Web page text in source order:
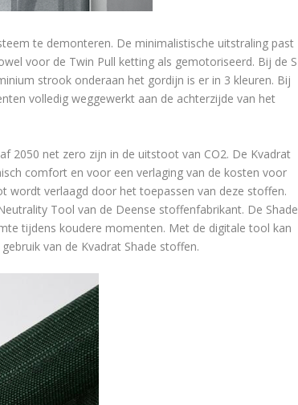
te demonteren. De minimalistische uitstraling past
voor de Twin Pull ketting als gemotoriseerd. Bij de S
strook onderaan het gordijn is er in 3 kleuren. Bij
volledig weggewerkt aan de achterzijde van het
2050 net zero zijn in de uitstoot van CO2. De Kvadrat
comfort en voor een verlaging van de kosten voor
wordt verlaagd door het toepassen van deze stoffen.
Tool van de Deense stoffenfabrikant. De Shade
tijdens koudere momenten. Met de digitale tool kan
van de Kvadrat Shade stoffen.